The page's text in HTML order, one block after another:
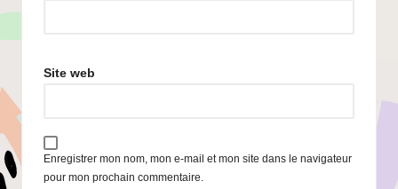
Site web
Enregistrer mon nom, mon e-mail et mon site dans le navigateur
pour mon prochain commentaire.